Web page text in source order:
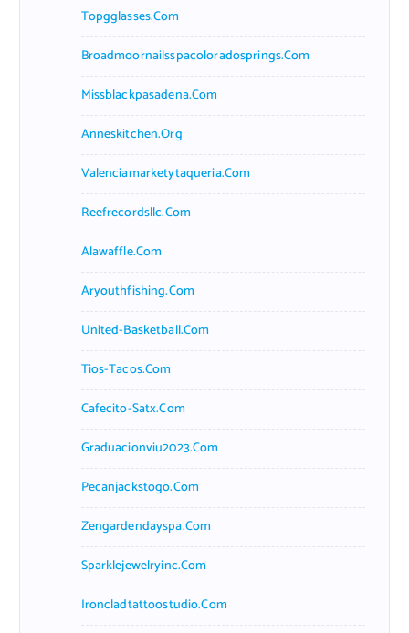
Topgglasses.com
Broadmoornailsspacoloradosprings.com
Missblackpasadena.com
Anneskitchen.org
Valenciamarketytaqueria.com
Reefrecordsllc.com
Alawaffle.com
Aryouthfishing.com
United-Basketball.com
Tios-Tacos.com
Cafecito-Satx.com
Graduacionviu2023.com
Pecanjackstogo.com
Zengardendayspa.com
Sparklejewelryinc.com
Ironcladtattoostudio.com